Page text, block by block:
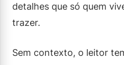
detalhes que só quem
trazer.
Sem contexto, o leitor